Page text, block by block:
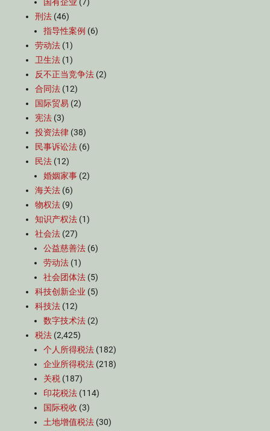
刑法 (46)
指导性案例 (6)
劳动法 (1)
卫生法 (1)
反不正当竞争法 (2)
合同法 (12)
国际贸易 (2)
宪法 (3)
投资法律 (38)
民事诉讼法 (6)
民法 (12)
婚姻家事 (2)
海关法 (6)
物权法 (9)
知识产权法 (1)
社会法 (27)
公益慈善法 (6)
劳动法 (1)
社会团体法 (5)
科技创新企业 (5)
科技法 (12)
数字技术法 (2)
税法 (2,425)
个人所得税法 (182)
企业所得税法 (218)
关税 (187)
印花税法 (114)
国际税收 (3)
土地增值税法 (30)